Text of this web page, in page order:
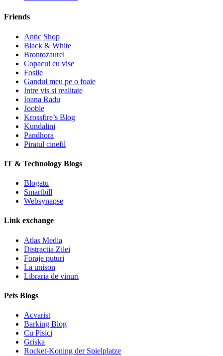
Friends
Antic Shop
Black & White
Brontozaurel
Copacul cu vise
Fosile
Gandul meu pe o foaie
Intre vis si realitate
Ioana Radu
Jooble
Krossfire’s Blog
Kundalini
Pandhora
Piratul cinefil
IT & Technology Blogs
Blogatu
Smartbill
Websynapse
Link exchange
Atlas Media
Distractia Zilei
Foraje puturi
La unison
Libraria de vinuri
Pets Blogs
Acvarist
Barking Blog
Cu Pisici
Griska
Rocket-Koning der Spielplatze